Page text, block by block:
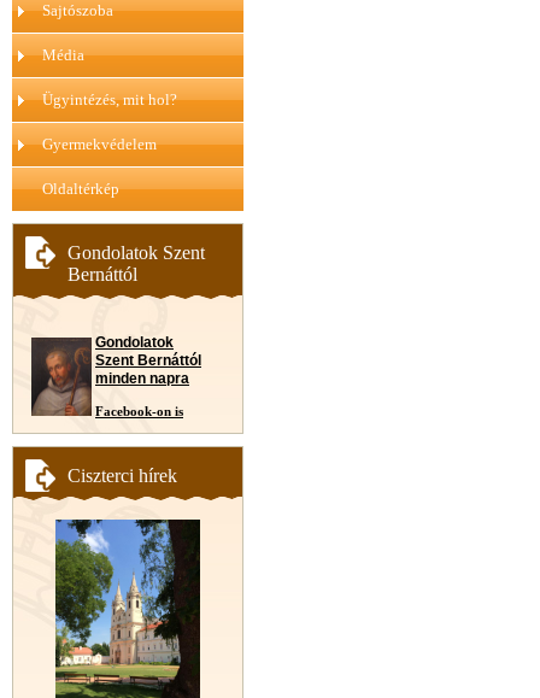
Sajtószoba
Média
Ügyintézés, mit hol?
Gyermekvédelem
Oldaltérkép
Gondolatok Szent
Bernáttól
Gondolatok
Szent Bernáttól
minden napra
Facebook-on is
Ciszterci hírek